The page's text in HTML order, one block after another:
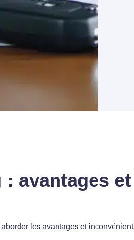
avantages
les avantages et